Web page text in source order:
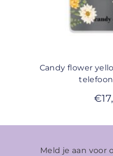
Candy flower
€
Meld je aan voor